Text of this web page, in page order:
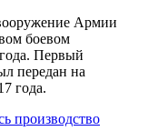
Армии
боевом
Первый
передан на
года.
производство